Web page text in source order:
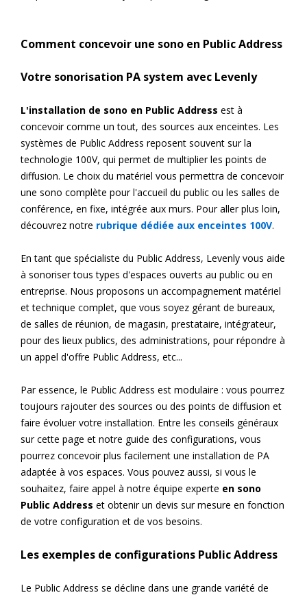
Comment concevoir une sono en Public Address
Votre sonorisation PA system avec Levenly
L'installation de sono en Public Address est à
concevoir comme un tout, des sources aux enceintes. Les
systèmes de Public Address reposent souvent sur la
technologie 100V, qui permet de multiplier les points de
diffusion. Le choix du matériel vous permettra de concevoir
une sono complète pour l'accueil du public ou les salles de
conférence, en fixe, intégrée aux murs. Pour aller plus loin,
découvrez notre rubrique dédiée aux enceintes 100V.
En tant que spécialiste du Public Address, Levenly vous aide
à sonoriser tous types d'espaces ouverts au public ou en
entreprise. Nous proposons un accompagnement matériel
et technique complet, que vous soyez gérant de bureaux,
de salles de réunion, de magasin, prestataire, intégrateur,
pour des lieux publics, des administrations, pour répondre à
un appel d'offre Public Address, etc...
Par essence, le Public Address est modulaire : vous pourrez
toujours rajouter des sources ou des points de diffusion et
faire évoluer votre installation. Entre les conseils généraux
sur cette page et notre guide des configurations, vous
pourrez concevoir plus facilement une installation de PA
adaptée à vos espaces. Vous pouvez aussi, si vous le
souhaitez, faire appel à notre équipe experte en sono
Public Address et obtenir un devis sur mesure en fonction
de votre configuration et de vos besoins.
Les exemples de configurations Public Address
Le Public Address se décline dans une grande variété de